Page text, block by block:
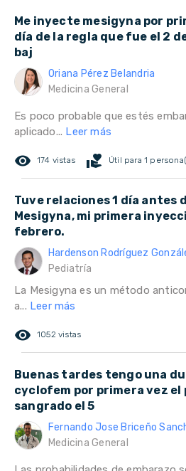
Me inyecte mesigyna por
día de la regla que fue el 2
baj
Oriana Pérez Belandria
Medicina General
Es poco probable que estés
aplicado... Leer más
remove_red_eye 174 vistas volunteer_activism Útil para 1
Tuve relaciones 1 día antes
Mesigyna, mi primera
febrero.
Hardenson Rodríguez
Pediatría
La Mesigyna es un método
a... Leer más
remove_red_eye 1052 vistas
Buenas tardes tengo una
cyclofem por primera vez el
sangrado el 5
Fernando Jose Briceño
Medicina General